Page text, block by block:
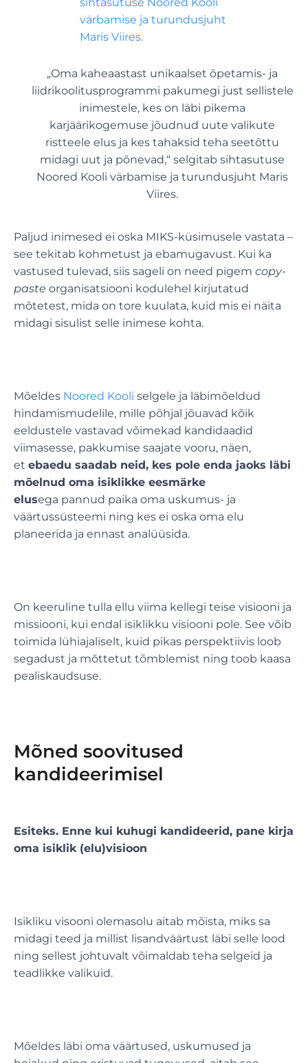
„Oma kaheaastast unikaalset õpetamis- ja
liidrikoolitusprogrammi pakumegi just sellistele
inimestele, kes on läbi pikema
karjäärikogemuse jõudnud uute valikute
ristteele elus ja kes tahaksid teha seetõttu
midagi uut ja põnevad,“ selgitab sihtasutuse
Noored Kooli värbamise ja turundusjuht Maris
Viires.
Paljud inimesed ei oska MIKS-küsimusele vastata –
see tekitab kohmetust ja ebamugavust. Kui ka
vastused tulevad, siis sageli on need pigem copy-
paste organisatsiooni kodulehel kirjutatud
mõtetest, mida on tore kuulata, kuid mis ei näita
midagi sisulist selle inimese kohta.
Mõeldes Noored Kooli selgele ja läbimõeldud
hindamismudelile, mille põhjal jõuavad kõik
eeldustele vastavad võimekad kandidaadid
viimasesse, pakkumise saajate vooru, näen,
et ebaedu saadab neid, kes pole enda jaoks läbi
mõelnud oma isiklikke eesmärke
elusega pannud paika oma uskumus- ja
väärtussüsteemi ning kes ei oska oma elu
planeerida ja ennast analüüsida.
On keeruline tulla ellu viima kellegi teise visiooni ja
missiooni, kui endal isiklikku visiooni pole. See võib
toimida lühiajaliselt, kuid pikas perspektiivis loob
segadust ja mõttetut tõmblemist ning toob kaasa
pealiskaudsuse.
Mõned soovitused
kandideerimisel
Esiteks. Enne kui kuhugi kandideerid, pane kirja
oma isiklik (elu)visioon
Isikliku visooni olemasolu aitab mõista, miks sa
midagi teed ja millist lisandväärtust läbi selle lood
ning sellest johtuvalt võimaldab teha selgeid ja
teadlikke valikuid.
Mõeldes läbi oma väärtused, uskumused ja